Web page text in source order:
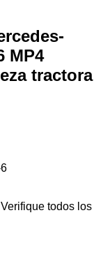
MP4
tractora
todos los